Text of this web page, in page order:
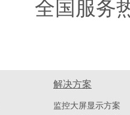
全国服务
解决方案
监控大屏显示方案